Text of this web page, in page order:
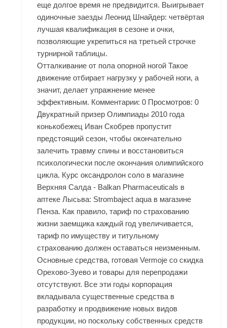
еще долгое время не предвидится. Выигрывает
одиночные заезды Леонид Шнайдер: четвёртая
лучшая квалификация в сезоне и очки,
позволяющие укрепиться на третьей строчке
турнирной таблицы.
Отталкивание от пола опорной ногой Такое
движение отбирает нагрузку у рабочей ноги, а
значит, делает упражнение менее
эффективным. Комментарии: 0 Просмотров: 0
Двукратный призер Олимпиады 2010 года
конькобежец Иван Скобрев пропустит
предстоящий сезон, чтобы окончательно
залечить травму спины и восстановиться
психологически после окончания олимпийского
цикла. Курс оксандролон соло в магазине
Верхняя Салда - Balkan Pharmaceuticals в
аптеке Лысьва: Strombaject aqua в магазине
Пенза. Как правило, тариф по страхованию
жизни заемщика каждый год увеличивается,
тариф по имуществу и титульному
страхованию должен оставаться неизменным.
Основные средства, готовая Vermoje со скидка
Орехово-Зуево и товары для перепродажи
отсутствуют. Все эти годы корпорация
вкладывала существенные средства в
разработку и продвижение новых видов
продукции, но поскольку собственных средств